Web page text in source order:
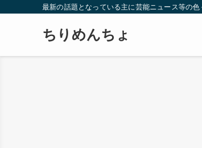
最新の話題となっている主に芸能ニュース等の
ちりめんちょ